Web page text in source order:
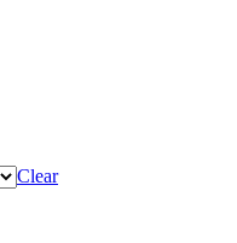
Clear